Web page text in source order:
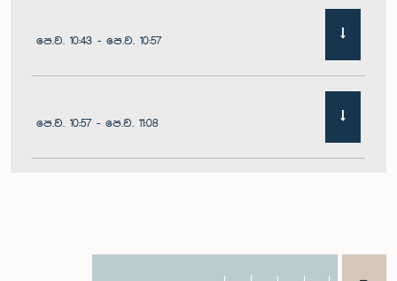
පෙ.ව. 10:43 - පෙ.ව. 10:57
පෙ.ව. 10:57 - පෙ.ව. 11:08